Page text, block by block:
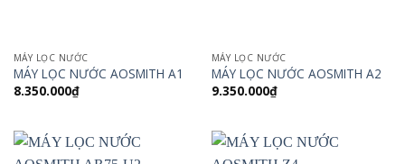
MÁY LỌC NƯỚC
MÁY LỌC NƯỚC AOSMITH A1
8.350.000₫
MÁY LỌC NƯỚC
MÁY LỌC NƯỚC AOSMITH A2
9.350.000₫